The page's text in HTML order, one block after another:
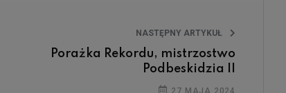
NASTĘPNY ARTYKUŁ
Porażka Rekordu, mistrzostwo
Podbeskidzia II
27 MAJA 2024